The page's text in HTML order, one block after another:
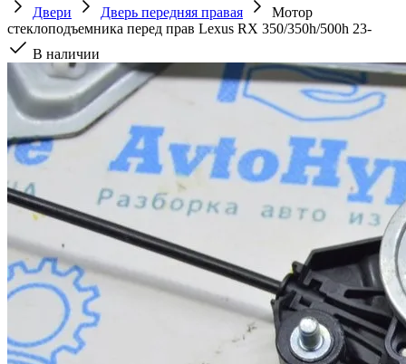
Двери
Дверь передняя правая
Мотор
стеклоподъемника перед прав Lexus RX 350/350h/500h 23-
В наличии